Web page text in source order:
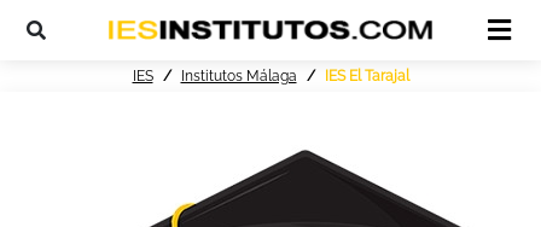
IES Institutos Málaga IES El Tarajal